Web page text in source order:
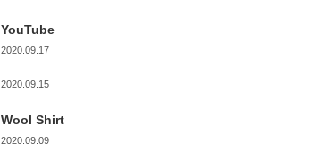
YouTube
2020.09.17
2020.09.15
Wool Shirt
2020.09.09